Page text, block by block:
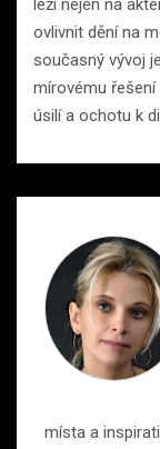
leží nejen na
ovlivnit dění na
současný vývoj
mírovému
úsilí a ochotu k
místa a